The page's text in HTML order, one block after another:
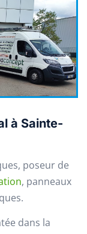
à Sainte-
poseur de
, panneaux
dans la